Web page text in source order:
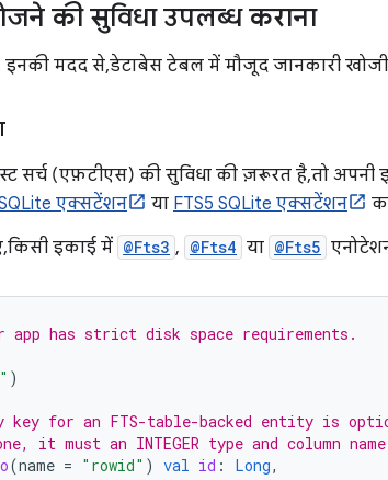
की सुविधा उपलब्ध कराना
मदद से, डेटाबेस टेबल में मौजूद जानकारी
(एफ़टीएस) की सुविधा की ज़रूरत है, तो अपनी
SQLite एक्सटेंशन या FTS5 SQLite एक्सटेंशन
किसी इकाई में @Fts3 , @Fts4 या @Fts5
has strict disk space requirements.
)
key for an FTS-table-backed entity is
it must an INTEGER type and column
(name = "rowid" ) val id : Long,